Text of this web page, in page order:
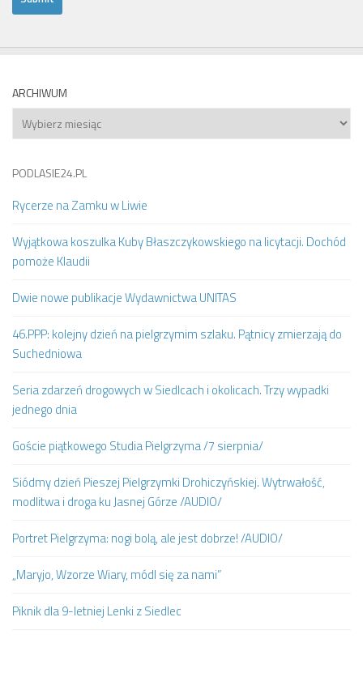
ARCHIWUM
Archiwum
PODLASIE24.PL
Rycerze na Zamku w Liwie
Wyjątkowa koszulka Kuby Błaszczykowskiego na licytacji. Dochód
pomoże Klaudii
Dwie nowe publikacje Wydawnictwa UNITAS
46.PPP: kolejny dzień na pielgrzymim szlaku. Pątnicy zmierzają do
Suchedniowa
Seria zdarzeń drogowych w Siedlcach i okolicach. Trzy wypadki
jednego dnia
Goście piątkowego Studia Pielgrzyma /7 sierpnia/
Siódmy dzień Pieszej Pielgrzymki Drohiczyńskiej. Wytrwałość,
modlitwa i droga ku Jasnej Górze /AUDIO/
Portret Pielgrzyma: nogi bolą, ale jest dobrze! /AUDIO/
„Maryjo, Wzorze Wiary, módl się za nami”
Piknik dla 9-letniej Lenki z Siedlec